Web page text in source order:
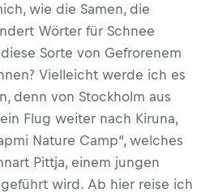
wie die Samen, die
Wörter für Schnee
Sorte von Gefrorenem
Vielleicht werde ich es
denn von Stockholm aus
Flug weiter nach Kiruna,
Nature Camp“, welches
Pittja, einem jungen
geführt wird. Ab hier reise ich